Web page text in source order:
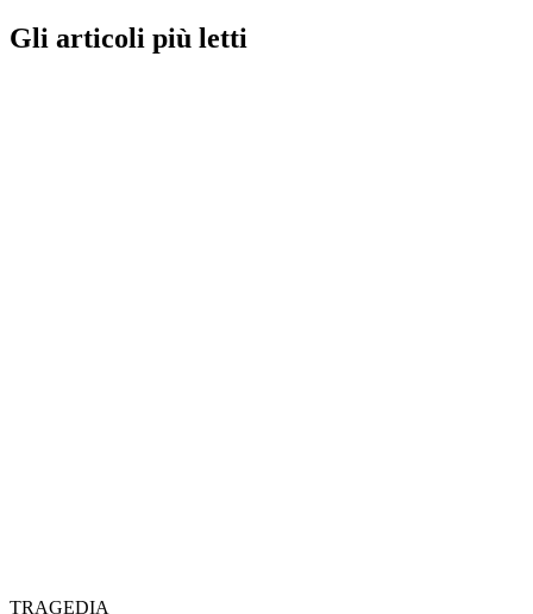
Gli articoli più letti
TRAGEDIA